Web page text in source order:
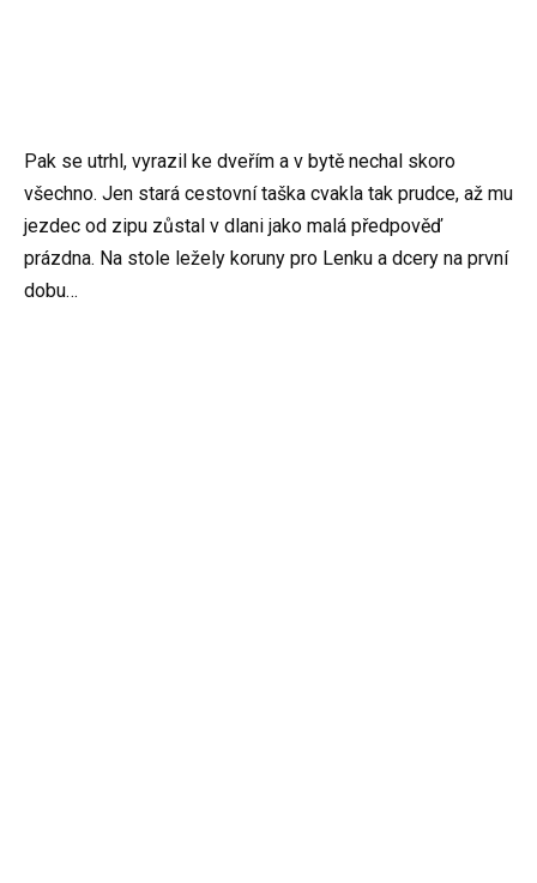
Pak se utrhl, vyrazil ke dveřím a v bytě nechal skoro
všechno. Jen stará cestovní taška cvakla tak prudce, až mu
jezdec od zipu zůstal v dlani jako malá předpověď
prázdna. Na stole ležely koruny pro Lenku a dcery na první
dobu…